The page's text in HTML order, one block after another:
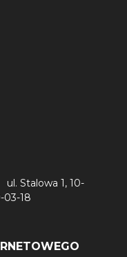
ul. Stalowa 1, 10-
03-18